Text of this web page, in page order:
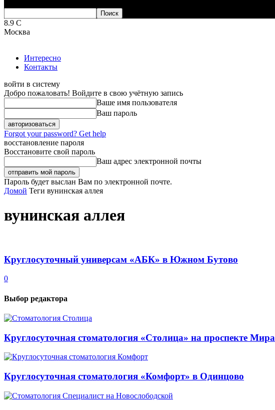
8.9 C
Москва
Интересно
Контакты
войти в систему
Добро пожаловать! Войдите в свою учётную запись
Ваше имя пользователя
Ваш пароль
Forgot your password? Get help
восстановление пароля
Восстановите свой пароль
Ваш адрес электронной почты
Пароль будет выслан Вам по электронной почте.
Домой Теги вунинская аллея
вунинская аллея
Круглосуточный универсам «АБК» в Южном Бутово
0
Выбор редактора
Круглосуточная стоматология «Столица» на проспекте Мира
Круглосуточная стоматология «Комфорт» в Одинцово